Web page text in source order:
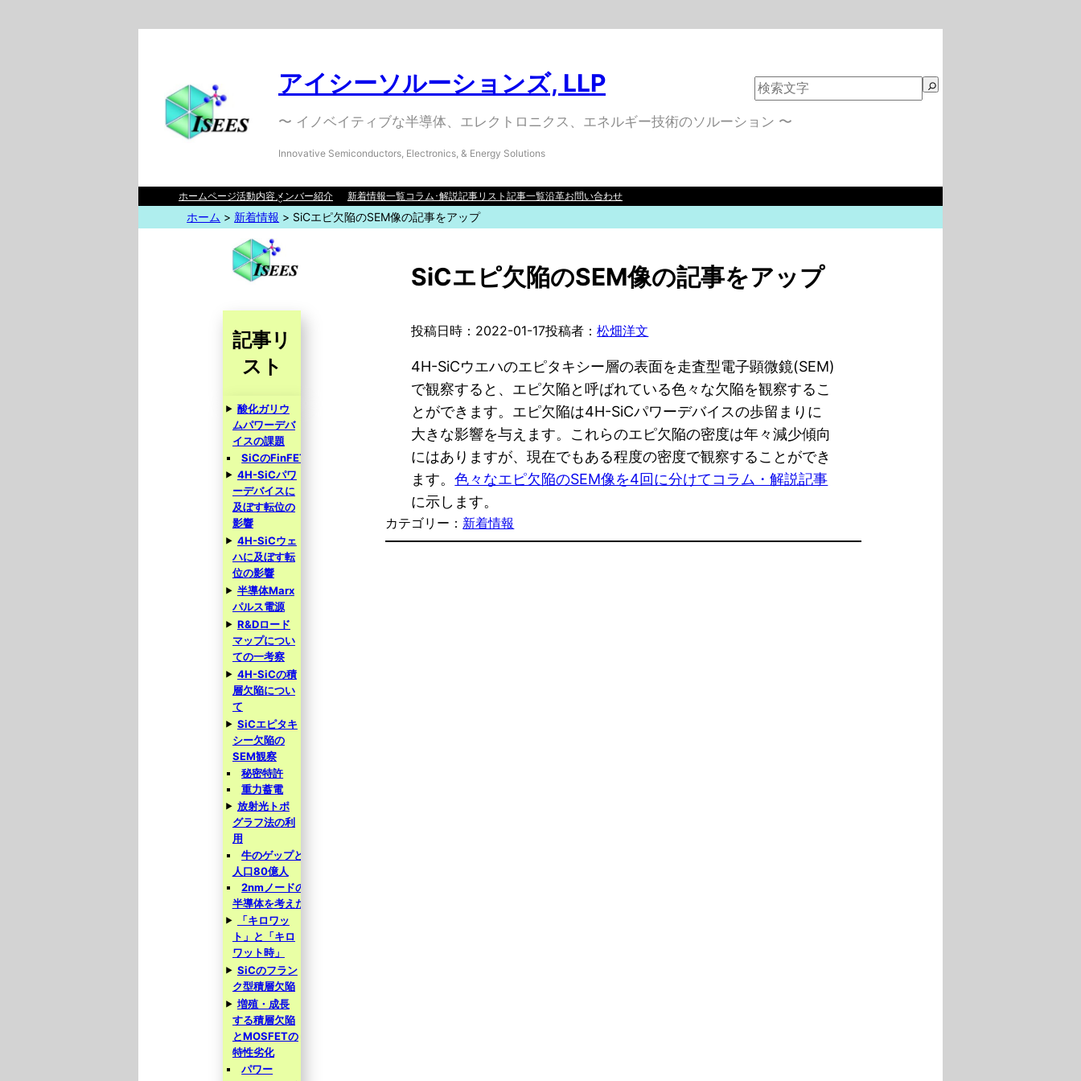
アイシーソルーションズ, LLP
検
〜 イノベイティブな半導体、エレクトロニクス、エネルギー技術のソルーション 〜
Innovative Semiconductors, Electronics, & Energy Solutions
ホームページ活動内容メンバー紹介 新着情報一覧コラム･解説記事リスト 記事一覧沿革お問い合わせ
ホーム > 新着情報 > SiCエピ欠陥のSEM像の記事をアップ
記事リ
スト
酸化ガリウ
ムパワーデバ
イスの課題
SiCのFinFET
4H-SiCパワ
ーデバイスに
及ぼす転位の
影響
4H-SiCウェ
ハに及ぼす転
位の影響
半導体Marx
パルス電源
R&Dロード
マップについ
ての一考察
4H-SiCの積
層欠陥につい
て
SiCエピタキ
シー欠陥の
SEM観察
秘密特許
重力蓄電
放射光トポ
グラフ法の利
用
牛のゲップと
人口80億人
2nmノードの
半導体を考えた
「キロワッ
ト」と「キロ
ワット時」
SiCのフラン
ク型積層欠陥
増殖・成長
する積層欠陥
とMOSFETの
特性劣化
パワー
SiCエピ欠陥のSEM像の記事をアップ
2022-01-17 松畑洋文
4H-SiCウエハのエピタキシー層の表面を走査型電子顕微鏡(SEM)
で観察すると、エピ欠陥と呼ばれている色々な欠陥を観察するこ
とができます。エピ欠陥は4H-SiCパワーデバイスの歩留まりに
大きな影響を与えます。これらのエピ欠陥の密度は年々減少傾向
にはありますが、現在でもある程度の密度で観察することができ
ます。色々なエピ欠陥のSEM像を4回に分けてコラム・解説記事
に示します。
カテゴリー： 新着情報